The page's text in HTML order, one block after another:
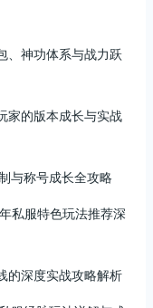
、神功体系与战力跃
家的版本成长与实战
与称号成长全攻略
私服特色玩法推荐深
的深度实战攻略解析